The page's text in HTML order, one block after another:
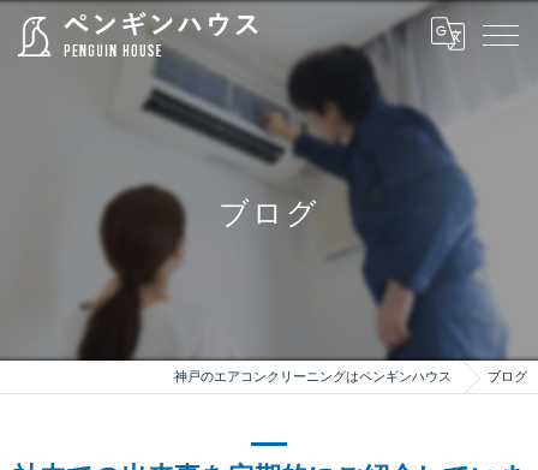
ブログ
神戸のエアコンクリーニングはペンギンハウス ブログ